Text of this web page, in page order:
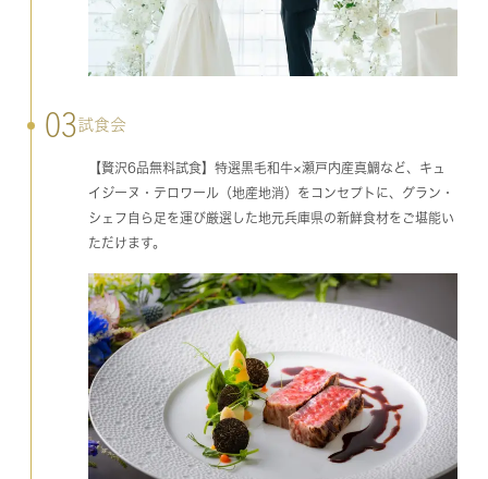
03試食会
【贅沢6品無料試食】特選黒毛和牛×瀬戸内産真鯛など、キュ
イジーヌ・テロワール（地産地消）をコンセプトに、グラン・
シェフ自ら足を運び厳選した地元兵庫県の新鮮食材をご堪能い
ただけます。